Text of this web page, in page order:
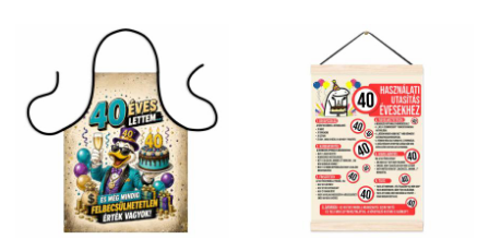
Hozzáadás a kívánságlistához
Összehasonlítás
Gyors nézet